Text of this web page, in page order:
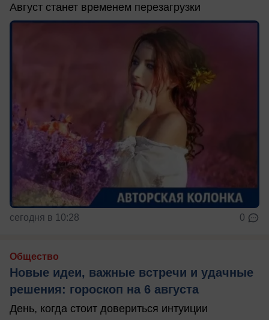
Август станет временем перезагрузки
сегодня в 10:28 0
Общество
Новые идеи, важные встречи и удачные
решения: гороскоп на 6 августа
День, когда стоит довериться интуиции